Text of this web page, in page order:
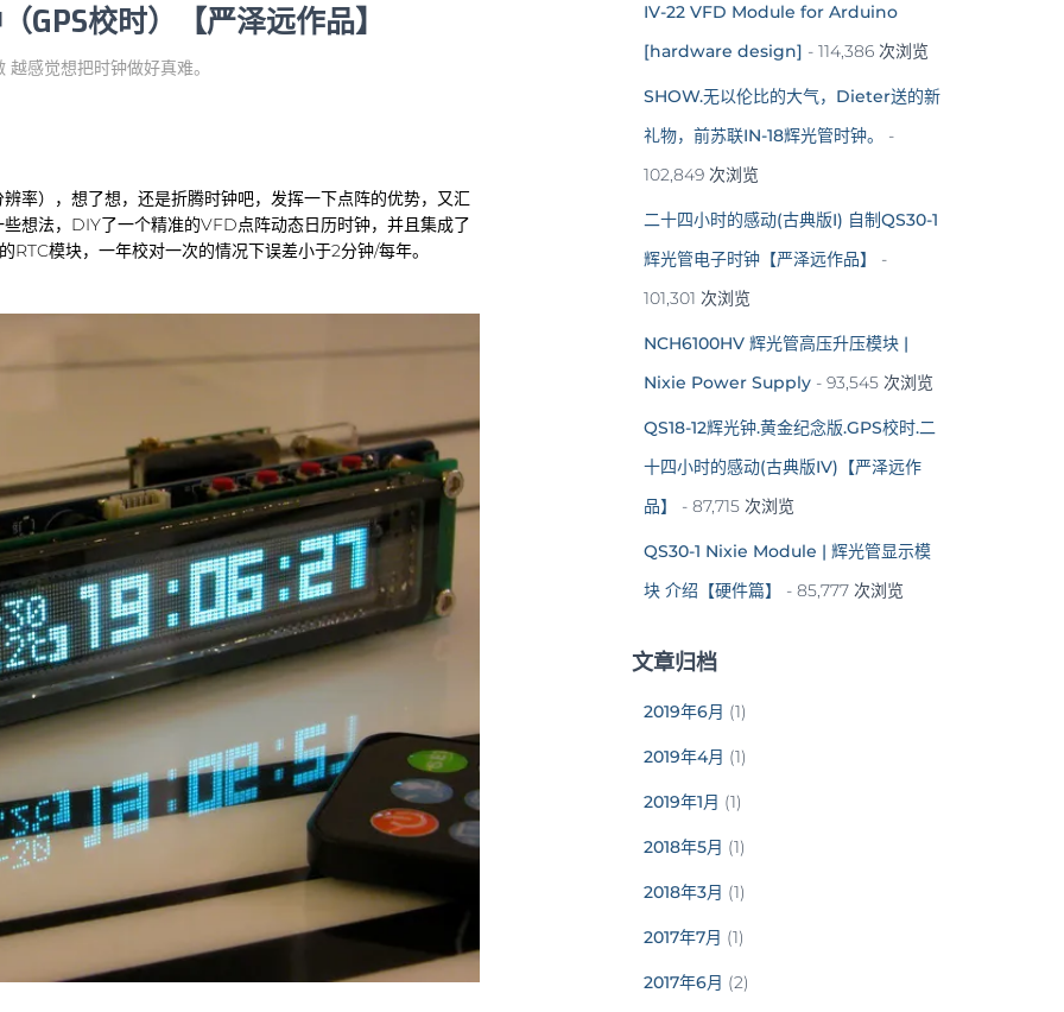
GPS校时）【严泽远作品】
感觉想把时钟做好真难。
率），想了想，还是折腾时钟吧，发挥一下点阵的优势，又汇
想法，DIY了一个精准的VFD点阵动态日历时钟，并且集成了
模块，一年校对一次的情况下误差小于2分钟/每年。
IV-22 VFD Module for Arduino
[hardware design] - 114,386 次浏览
SHOW.无以伦比的大气，Dieter送的新
礼物，前苏联IN-18辉光管时钟。
-
102,849 次浏览
二十四小时的感动(古典版I) 自制QS30-1
辉光管电子时钟【严泽远作品】
-
101,301 次浏览
NCH6100HV 辉光管高压升压模块 |
Nixie Power Supply- 93,545 次浏览
QS18-12辉光钟.黄金纪念版.GPS校时.二
十四小时的感动(古典版IV)【严泽远作
品】
- 87,715 次浏览
QS30-1 Nixie Module | 辉光管显示模
块 介绍【硬件篇】
- 85,777 次浏览
文章归档
2019年6月 (1)
2019年4月 (1)
2019年1月 (1)
2018年5月 (1)
2018年3月 (1)
2017年7月 (1)
2017年6月 (2)